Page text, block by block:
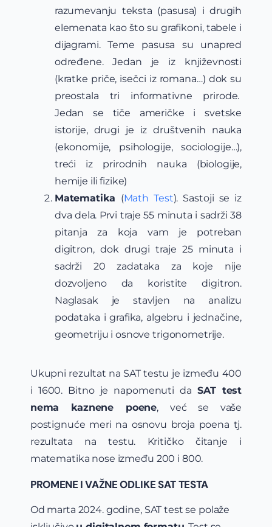
razumevanju teksta (pasusa) i drugih
elemenata kao što su grafikoni, tabele i
dijagrami. Teme pasusa su unapred
određene. Jedan je iz književnosti
(kratke priče, isečci iz romana…) dok su
preostala tri informativne prirode.
Jedan se tiče američke i svetske
istorije, drugi je iz društvenih nauka
(ekonomije, psihologije, sociologije…),
treći iz prirodnih nauka (biologije,
hemije ili fizike)
Matematika (Math Test). Sastoji se iz
dva dela. Prvi traje 55 minuta i sadrži 38
pitanja za koja vam je potreban
digitron, dok drugi traje 25 minuta i
sadrži 20 zadataka za koje nije
dozvoljeno da koristite digitron.
Naglasak je stavljen na analizu
podataka i grafika, algebru i jednačine,
geometriju i osnove trigonometrije.
Ukupni rezultat na SAT testu je između 400
i 1600. Bitno je napomenuti da SAT test
nema kaznene poene, već se vaše
postignuće meri na osnovu broja poena tj.
rezultata na testu. Kritičko čitanje i
matematika nose između 200 i 800.
PROMENE I VAŽNE ODLIKE SAT TESTA
Od marta 2024. godine, SAT test se polaže